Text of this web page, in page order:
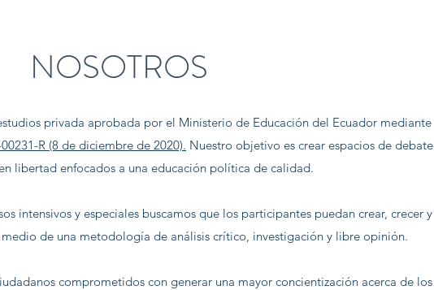
NOSOTROS
privada aprobada por el Ministerio de Educación del Ecuador mediante
R (8 de diciembre de 2020). Nuestro objetivo es crear espacios de debate
libertad enfocados a una educación política de calidad.
intensivos y especiales buscamos que los participantes puedan crear, crecer y
de una metodología de análisis crítico, investigación y libre opinión.
comprometidos con generar una mayor concientización acerca de los